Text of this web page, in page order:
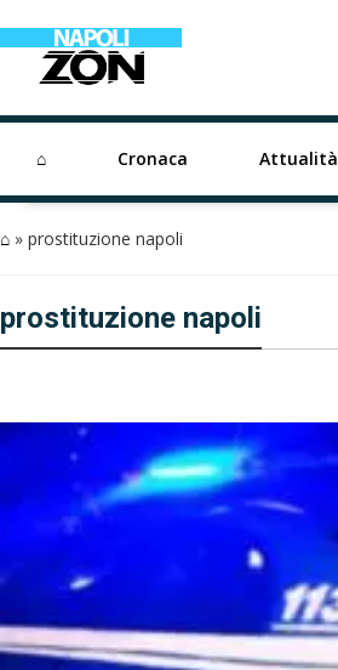
⌂ Cronaca Attualità
⌂ » prostituzione napoli
prostituzione napoli